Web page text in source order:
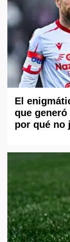
El
que
por qué no